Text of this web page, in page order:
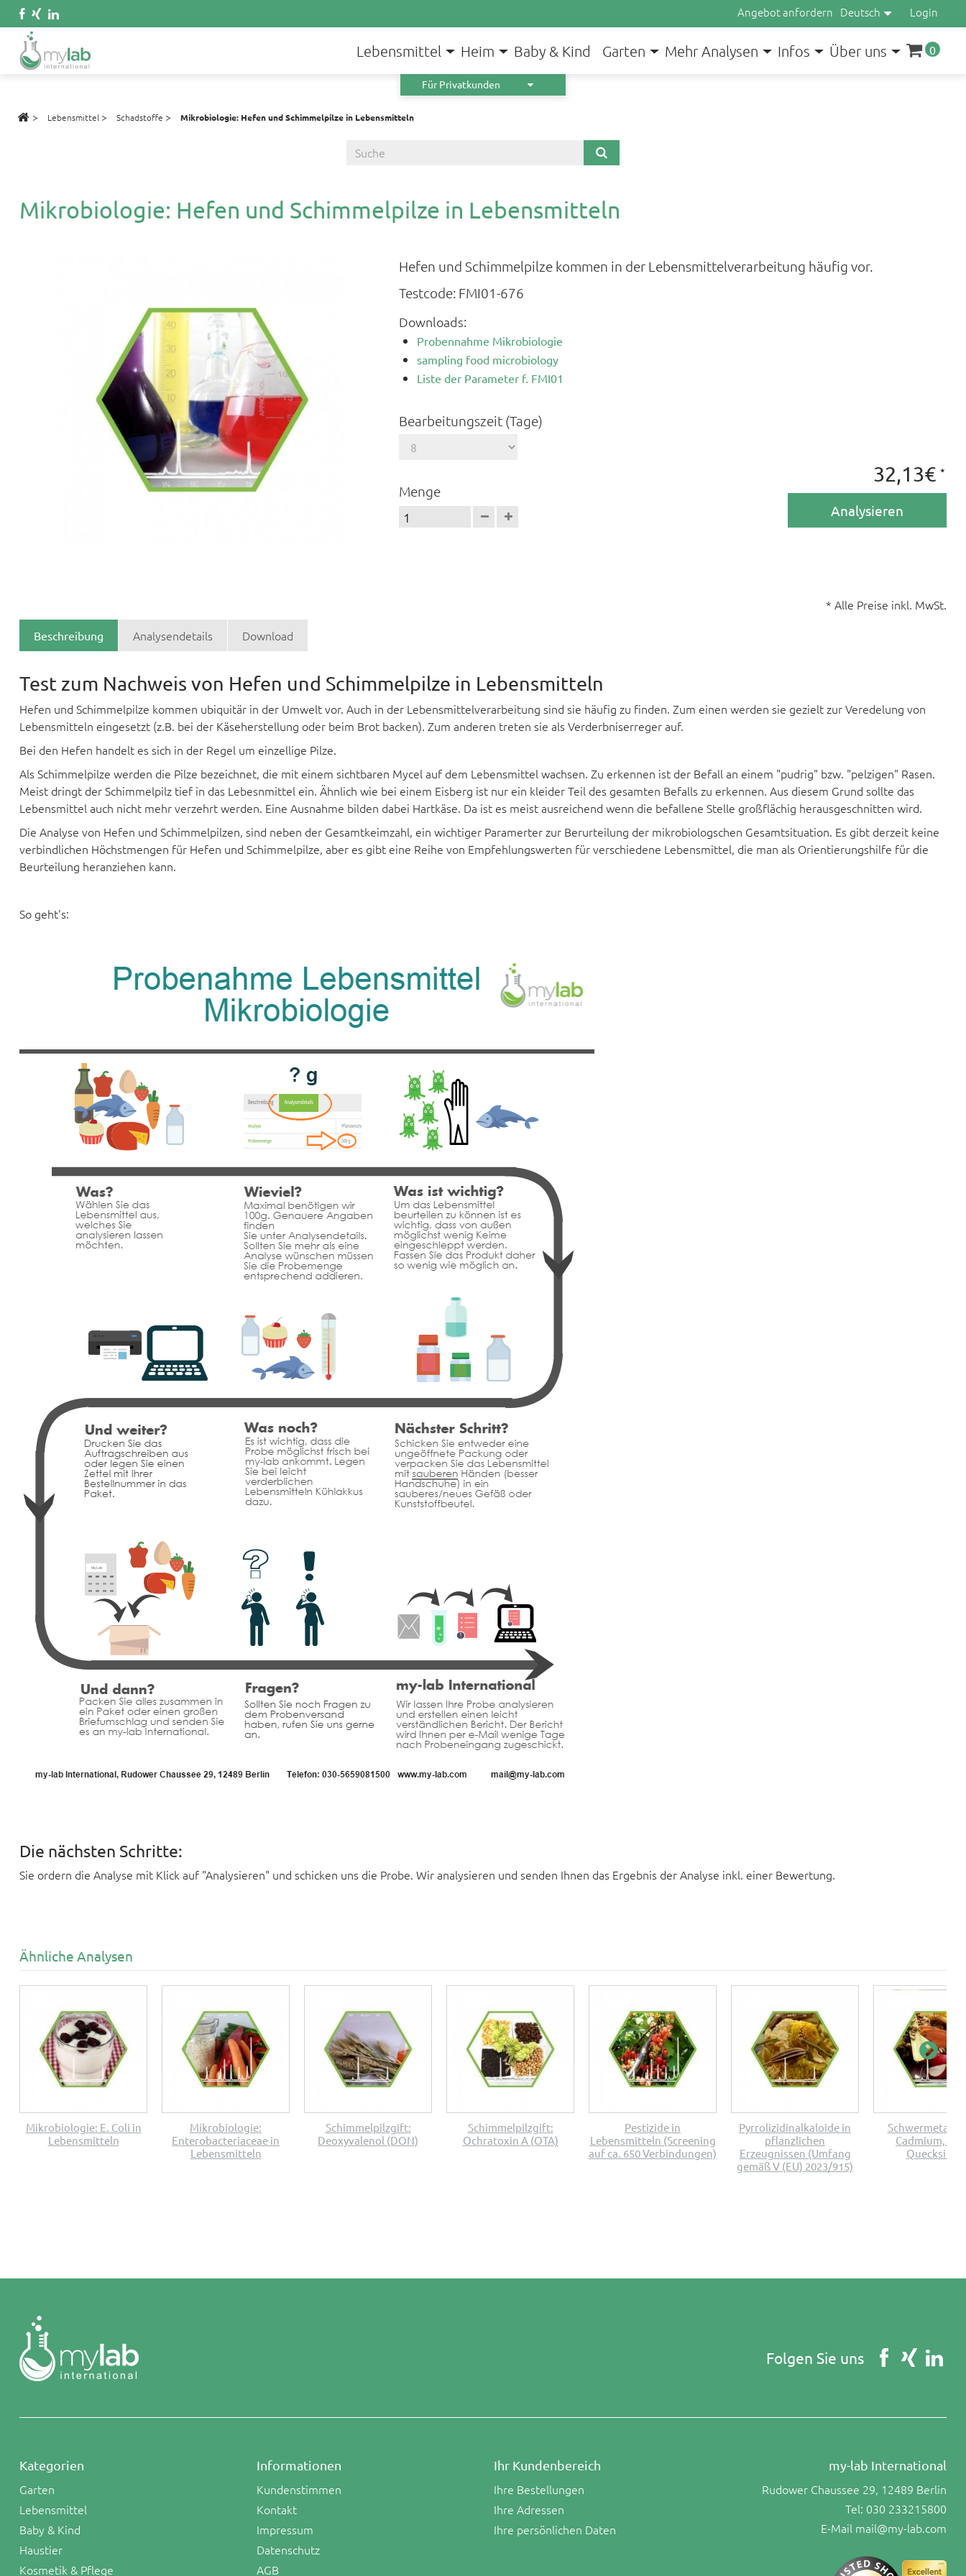
Login
Deutsch
Angebot anfordern
Lebensmittel Heim Baby & Kind Garten Mehr Analysen Infos Über uns 0
Für Privatkunden
> Lebensmittel > Schadstoffe > Mikrobiologie: Hefen und Schimmelpilze in Lebensmitteln
Mikrobiologie: Hefen und Schimmelpilze in Lebensmitteln
Hefen und Schimmelpilze kommen in der Lebensmittelverarbeitung häufig vor.
Testcode: FMI01-676
Downloads:
Probennahme Mikrobiologie
sampling food microbiology
Liste der Parameter f. FMI01
Bearbeitungszeit (Tage)
Menge
32,13€ ⋆
Analysieren
* Alle Preise inkl. MwSt.
Beschreibung Analysendetails Download
Test zum Nachweis von Hefen und Schimmelpilze in Lebensmitteln
Hefen und Schimmelpilze kommen ubiquitär in der Umwelt vor. Auch in der Lebensmittelverarbeitung sind sie häufig zu finden. Zum einen werden sie gezielt zur Veredelung von
Lebensmitteln eingesetzt (z.B. bei der Käseherstellung oder beim Brot backen). Zum anderen treten sie als Verderbniserreger auf.
Bei den Hefen handelt es sich in der Regel um einzellige Pilze.
Als Schimmelpilze werden die Pilze bezeichnet, die mit einem sichtbaren Mycel auf dem Lebensmittel wachsen. Zu erkennen ist der Befall an einem "pudrig" bzw. "pelzigen" Rasen.
Meist dringt der Schimmelpilz tief in das Lebesnmittel ein. Ähnlich wie bei einem Eisberg ist nur ein kleider Teil des gesamten Befalls zu erkennen. Aus diesem Grund sollte das
Lebensmittel auch nicht mehr verzehrt werden. Eine Ausnahme bilden dabei Hartkäse. Da ist es meist ausreichend wenn die befallene Stelle großflächig herausgeschnitten wird.
Die Analyse von Hefen und Schimmelpilzen, sind neben der Gesamtkeimzahl, ein wichtiger Paramerter zur Berurteilung der mikrobiologschen Gesamtsituation. Es gibt derzeit keine
verbindlichen Höchstmengen für Hefen und Schimmelpilze, aber es gibt eine Reihe von Empfehlungswerten für verschiedene Lebensmittel, die man als Orientierungshilfe für die
Beurteilung heranziehen kann.
So geht's:
Die nächsten Schritte:
Sie ordern die Analyse mit Klick auf "Analysieren" und schicken uns die Probe. Wir analysieren und senden Ihnen das Ergebnis der Analyse inkl. einer Bewertung.
Ähnliche Analysen
Mikrobiologie: E. Coli in
Lebensmitteln
Mikrobiologie:
Enterobacteriaceae in
Lebensmitteln
Schimmelpilzgift:
Deoxyvalenol (DON)
Schimmelpilzgift:
Ochratoxin A (OTA)
Pestizide in
Lebensmitteln (Screening
auf ca. 650 Verbindungen)
Pyrrolizidinalkaloide in
pflanzlichen
Erzeugnissen (Umfang
gemäß V (EU) 2023/915)
Schwermetalle
Cadmium,
Folgen Sie uns
Kategorien
Garten
Lebensmittel
Baby & Kind
Haustier
Kosmetik & Pflege
Informationen
Kundenstimmen
Kontakt
Impressum
Datenschutz
AGB
Ihr Kundenbereich
Ihre Bestellungen
Ihre Adressen
Ihre persönlichen Daten
my-lab International
Rudower Chaussee 29, 12489 Berlin
Tel: 030 233215800
E-Mail mail@my-lab.com